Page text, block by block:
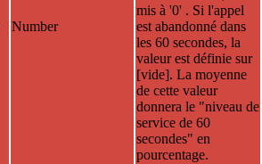
Number
mis à '0' . Si l'appel
est abandonné dans
les 60 secondes, la
valeur est définie sur
[vide]. La moyenne
de cette valeur
donnera le "niveau de
service de 60
secondes" en
pourcentage.